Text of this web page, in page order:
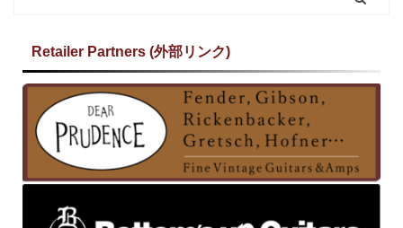
Retailer Partners (外部リンク)